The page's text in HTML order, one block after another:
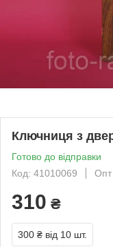
Ключниця з
Готово до відправки
Код: 41010069
Опт
310 ₴
300 ₴ від 10 шт.